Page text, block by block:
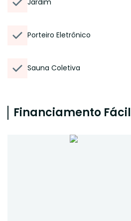
Jardim
Porteiro Eletrônico
Sauna Coletiva
Financiamento Fácil